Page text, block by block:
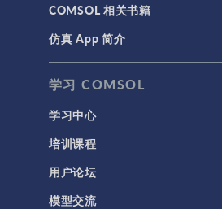
COMSOL 相关书籍
仿真 App 简介
学习 COMSOL
学习中心
培训课程
用户论坛
模型交流